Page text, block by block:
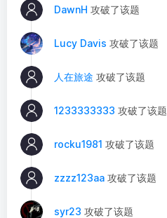
DawnH 攻破了该题
Lucy Davis 攻破了该题
人在旅途 攻破了该题
1233333333 攻破了该题
rocku1981 攻破了该题
zzzz123aa 攻破了该题
syr23 攻破了该题